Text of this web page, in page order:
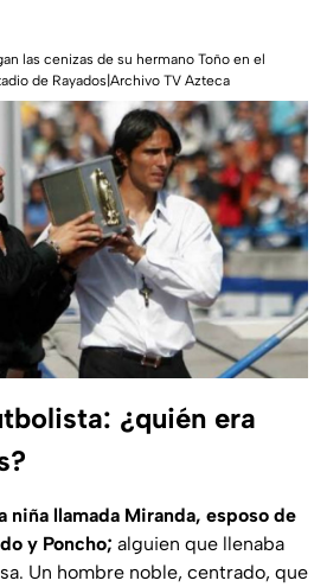
las cenizas de su hermano Toño en el
de Rayados|Archivo TV Azteca
¿quién era
niña llamada Miranda, esposo de
y Poncho; alguien que llenaba
Un hombre noble, centrado, que